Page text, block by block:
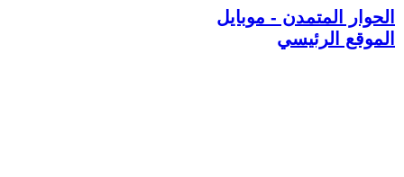
الحوار المتمدن - موبايل
الموقع الرئيسي